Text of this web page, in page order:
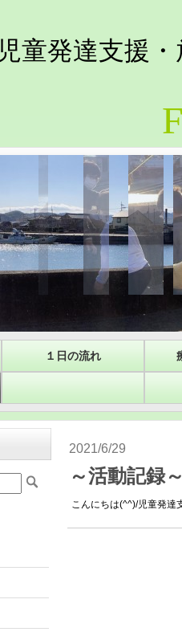
児童発達支援
１日の流れ
2021/6/29
～活動記録
こんにちは(^^)/児童発達